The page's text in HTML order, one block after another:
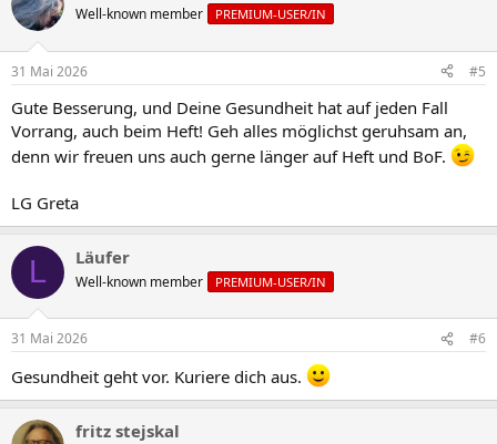
Well-known member PREMIUM-USER/IN
31 Mai 2026 #5
Gute Besserung, und Deine Gesundheit hat auf jeden Fall
Vorrang, auch beim Heft! Geh alles möglichst geruhsam an,
denn wir freuen uns auch gerne länger auf Heft und BoF.
LG Greta
L Läufer
Well-known member PREMIUM-USER/IN
31 Mai 2026 #6
Gesundheit geht vor. Kuriere dich aus.
fritz stejskal